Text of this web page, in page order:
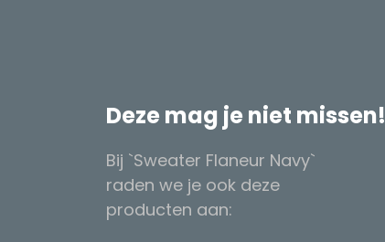
Deze mag je niet missen!
Bij `Sweater Flaneur Navy`
raden we je ook deze
producten aan: